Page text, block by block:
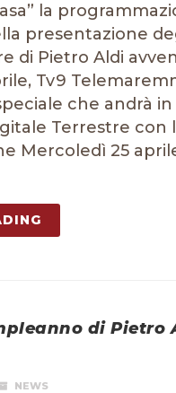
la
presentazione
di Pietro Aldi
Tv9
che andrà in
Terrestre con
Mercoledì 25
di Pietro
NEWS